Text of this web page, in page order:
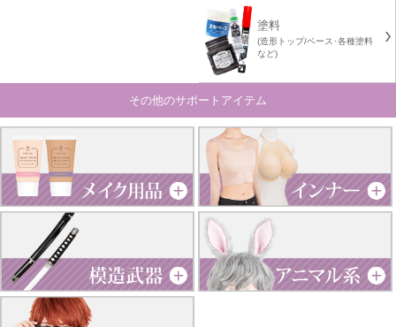
塗料
(造形トップ/ベース･各種塗料
など)
その他のサポートアイテム